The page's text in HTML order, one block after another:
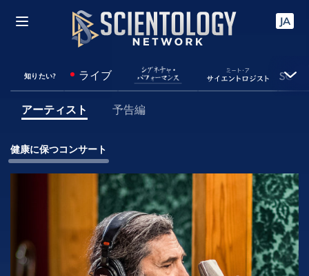
JA
知りたい? ライブ
アーティスト 予告編
健康に保つコンサート